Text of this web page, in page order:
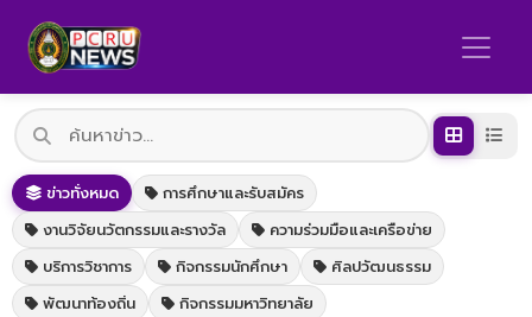
ข่าวทั่งหมด
การศึกษาและรับสมัคร
งานวิจัยนวัตกรรมและรางวัล
ความร่วมมือและเครือข่าย
บริการวิชาการ
กิจกรรมนักศึกษา
ศิลปวัฒนธรรม
พัฒนาท้องถิ่น
กิจกรรมมหาวิทยาลัย